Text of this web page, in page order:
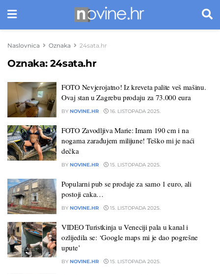
Naslovnica Oznaka 24sata.hr
Oznaka: 24sata.hr
FOTO Nevjerojatno! Iz kreveta palite veš mašinu.
Ovaj stan u Zagrebu prodaju za 73.000 eura
BY NOVINE.HR 16. LISTOPADA 2025.
FOTO Zavodljiva Marie: Imam 190 cm i na
nogama zarađujem milijune! Teško mi je naći
dečka
BY NOVINE.HR 15. LISTOPADA 2025.
Popularni pub se prodaje za samo 1 euro, ali
postoji caka…
BY NOVINE.HR 15. LISTOPADA 2025.
VIDEO Turistkinja u Veneciji pala u kanal i
ozlijedila se: ‘Google maps mi je dao pogrešne
upute’
BY NOVINE.HR 15. LISTOPADA 2025.